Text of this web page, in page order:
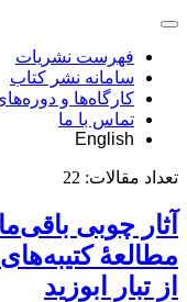
فهرست نشریات
سامانه نشر کتاب
کارگاه‌ها و
تماس با ما
English
تعداد مقالات: 22
آثار چوبی
مطالعۀ
از تبار ابوزید